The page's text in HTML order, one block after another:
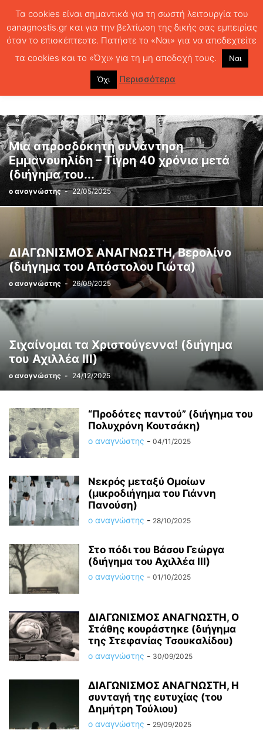
ΚΕΙΜΕΝΑ ΛΟΓΟΤΕΧΝΙΑΣ ΔΙΗΓΗΜΑΤΑ 2025
ΔΙΗΓΗΜΑΤΑ 2025
Μια απροσδόκητη συνάντηση
Εμμανουηλίδη – Τίγρη 40 χρόνια μετά
(διήγημα του...
ο αναγνώστης - 22/05/2025
ΔΙΑΓΩΝΙΣΜΟΣ ΑΝΑΓΝΩΣΤΗ, Βερολίνο
(διήγημα του Απόστολου Γιώτα)
ο αναγνώστης - 26/09/2025
Σιχαίνομαι τα Χριστούγεννα! (διήγημα
του Αχιλλέα ΙΙΙ)
ο αναγνώστης - 24/12/2025
“Προδότες παντού” (διήγημα του
Πολυχρόνη Κουτσάκη)
ο αναγνώστης - 04/11/2025
Νεκρός μεταξύ Ομοίων
(μικροδιήγημα του Γιάννη
Πανούση)
ο αναγνώστης - 28/10/2025
Στο πόδι του Βάσου Γεώργα
(διήγημα του Αχιλλέα ΙΙΙ)
ο αναγνώστης - 01/10/2025
ΔΙΑΓΩΝΙΣΜΟΣ ΑΝΑΓΝΩΣΤΗ, Ο
Στάθης κουράστηκε (διήγημα
της Στεφανίας Τσουκαλίδου)
ο αναγνώστης - 30/09/2025
ΔΙΑΓΩΝΙΣΜΟΣ ΑΝΑΓΝΩΣΤΗ, Η
συνταγή της ευτυχίας (του
Δημήτρη Τούλιου)
ο αναγνώστης - 29/09/2025
Τα cookies είναι σημαντικά για τη σωστή λειτουργία του
oanagnostis.gr και για την βελτίωση της δικής σας εμπειρίας
όταν το επισκέπτεστε. Πατήστε το «Ναι» για να αποδεχτείτε
τα cookies και το «Όχι» για τη μη αποδοχή τους.
Ναι
Όχι Περισσότερα